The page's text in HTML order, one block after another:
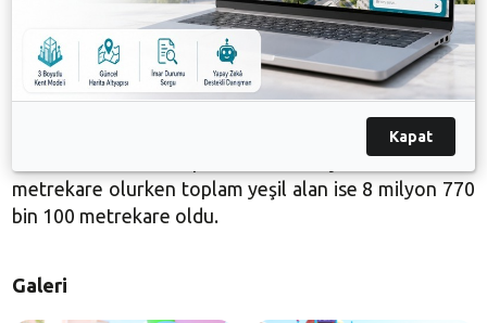
Nilüfer Belediyesi ve Gör-Koop işbirliğiyle Nilüfer’in
Kurtuluş Mahallesi’nde hizmete açılan 3 parkla
birlikte mahalledeki park sayısı 9’a ulaşırken, toplam
park alanı da 33 bin 270 metrekareye yükselmiş oldu.
Kurtuluş Mahallesi’nde açılışı yapılan parklarla birlikte
Nilüfer’deki mevcut park alanı 1 milyon 562 bin940
metrekare olurken toplam yeşil alan ise 8 milyon 770
bin 100 metrekare oldu.
Galeri
Kapat